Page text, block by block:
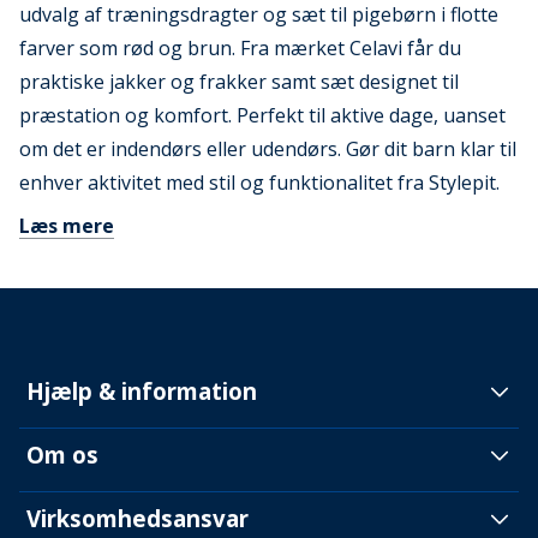
udvalg af træningsdragter og sæt til pigebørn i flotte
farver som rød og brun. Fra mærket Celavi får du
praktiske jakker og frakker samt sæt designet til
præstation og komfort. Perfekt til aktive dage, uanset
om det er indendørs eller udendørs. Gør dit barn klar til
enhver aktivitet med stil og funktionalitet fra Stylepit.
Læs mere
Hjælp & information
Om os
Virksomhedsansvar